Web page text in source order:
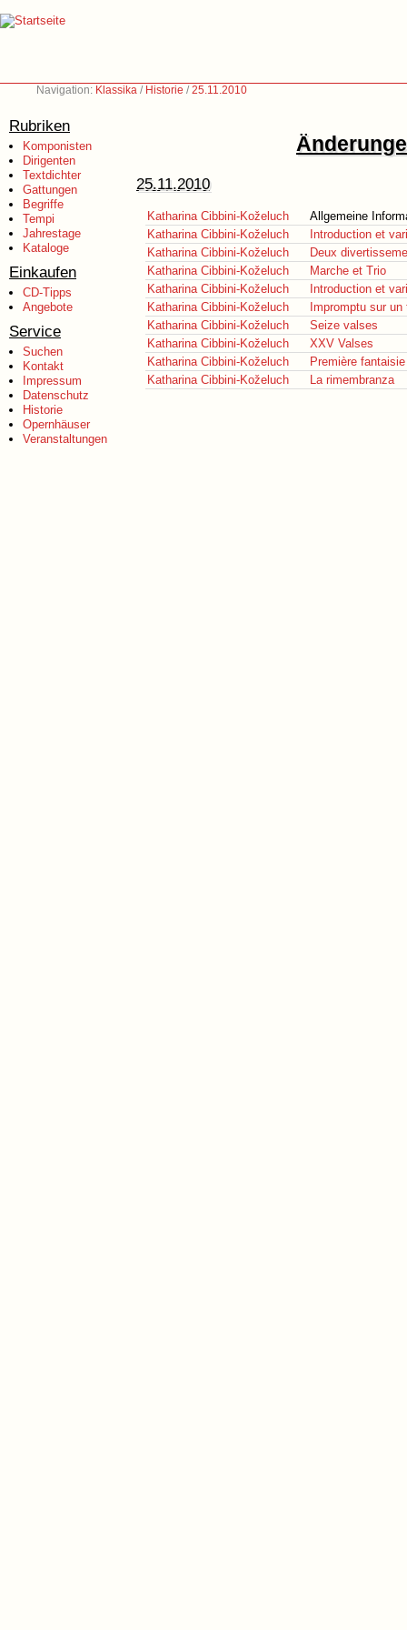
Navigation: Klassika / Historie /25.11.2010
Rubriken
Komponisten
Dirigenten
Textdichter
Gattungen
Begriffe
Tempi
Jahrestage
Kataloge
Einkaufen
CD-Tipps
Angebote
Service
Suchen
Kontakt
Impressum
Datenschutz
Historie
Opernhäuser
Veranstaltungen
25.11.2010
Katharina Cibbini-Koželuch
Allgemeine
Katharina Cibbini-Koželuch
Introduction et
Katharina Cibbini-Koželuch
Deux
Katharina Cibbini-Koželuch
Marche et Trio
Katharina Cibbini-Koželuch
Introduction et
Katharina Cibbini-Koželuch
Impromptu sur
Katharina Cibbini-Koželuch
Seize valses
Katharina Cibbini-Koželuch
XXV Valses
Katharina Cibbini-Koželuch
Première fantaisie
Katharina Cibbini-Koželuch
La rimembranza